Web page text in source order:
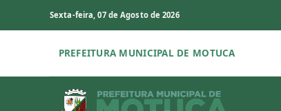
Sexta-feira, 07 de Agosto de 2026
PREFEITURA MUNICIPAL DE MOTUCA